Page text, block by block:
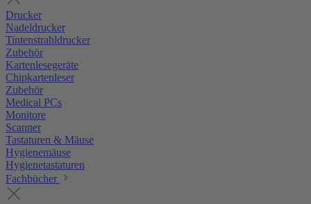
Drucker
Nadeldrucker
Tintenstrahldrucker
Zubehör
Kartenlesegeräte
Chipkartenleser
Zubehör
Medical PCs
Monitore
Scanner
Tastaturen & Mäuse
Hygienemäuse
Hygienetastaturen
Fachbücher